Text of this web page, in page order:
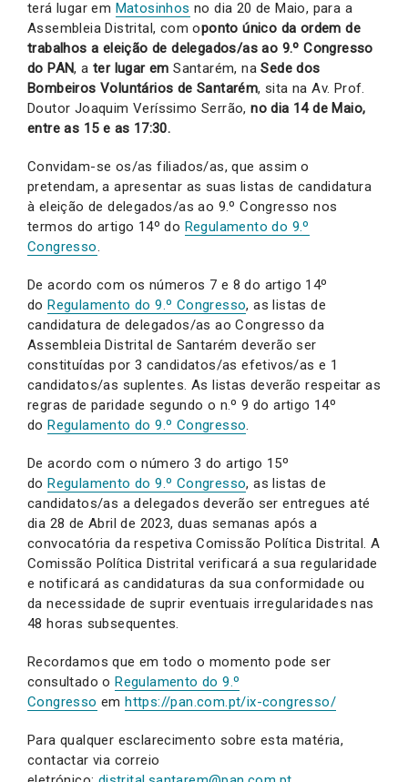
terá lugar em Matosinhos no dia 20 de Maio, para a
Assembleia Distrital, com oponto único da ordem de
trabalhos a eleição de delegados/as ao 9.º Congresso
do PAN, ater lugar em Santarém, naSede dos
Bombeiros Voluntários de Santarém, sita na Av. Prof.
Doutor Joaquim Veríssimo Serrão,no dia 14 de Maio,
entre as 15 e as 17:30.
Convidam-se os/as filiados/as, que assim o
pretendam, a apresentar as suas listas de candidatura
à eleição de delegados/as ao 9.º Congresso nos
termos do artigo 14º do Regulamento do 9.º
Congresso.
De acordo com os números 7 e 8 do artigo 14º
doRegulamento do 9.º Congresso, as listas de
candidatura de delegados/as ao Congresso da
Assembleia Distrital de Santarém deverão ser
constituídas por 3 candidatos/as efetivos/as e 1
candidatos/as suplentes. As listas deverão respeitar as
regras de paridade segundo o n.º 9 do artigo 14º
doRegulamento do 9.º Congresso.
De acordo com o número 3 do artigo 15º
doRegulamento do 9.º Congresso, as listas de
candidatos/as a delegados deverão ser entregues até
dia 28 de Abril de 2023, duas semanas após a
convocatória da respetiva Comissão Política Distrital. A
Comissão Política Distrital verificará a sua regularidade
e notificará as candidaturas da sua conformidade ou
da necessidade de suprir eventuais irregularidades nas
48 horas subsequentes.
Recordamos que em todo o momento pode ser
consultado oRegulamento do 9.º
Congresso emhttps://pan.com.pt/ix-congresso/
Para qualquer esclarecimento sobre esta matéria,
contactar via correio